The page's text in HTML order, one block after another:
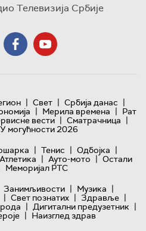
Телевизија Србије
| Свет | Србија данас |
| Мерила времена | Рат
вести | Сматрачница |
могућности 2026
| Тенис | Одбојка |
Атлетика | Ауто-мото | Остали
Меморијал РТС
Занимљивости | Музика |
| Свет познатих | Здравље |
| Дигитални предузетник |
| Наизглед здрав